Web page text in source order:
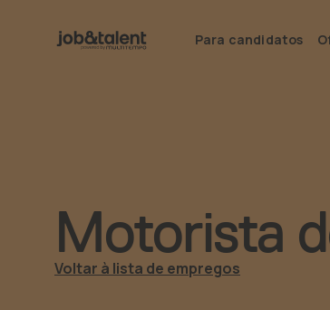
Para candidatos
Motorista
Voltar à lista de empregos